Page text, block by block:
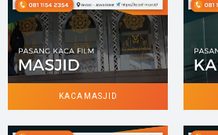
KACA MASJID